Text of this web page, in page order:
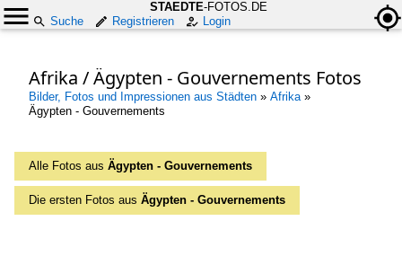
STAEDTE-FOTOS.DE
Suche
Registrieren Login
Afrika / Ägypten - Gouvernements Fotos
Bilder, Fotos und Impressionen aus Städten » Afrika»
Ägypten - Gouvernements
Alle Fotos aus Ägypten - Gouvernements
Die ersten Fotos aus Ägypten - Gouvernements